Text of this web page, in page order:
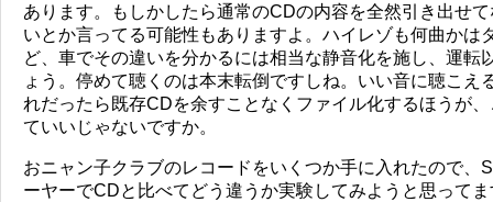
あります。もしかしたら通常のCDの内容を全然引き出せ
いとか言ってる可能性もありますよ。ハイレゾも何曲かは
ど、車でその違いを分かるには相当な静音化を施し、運転
ょう。停めて聴くのは本末転倒ですしね。いい音に聴こえ
れだったら既存CDを余すことなくファイル化するほうが
ていいじゃないですか。
おニャン子クラブのレコードをいくつか手に入れたので、
ーヤーでCDと比べてどう違うか実験してみようと思って